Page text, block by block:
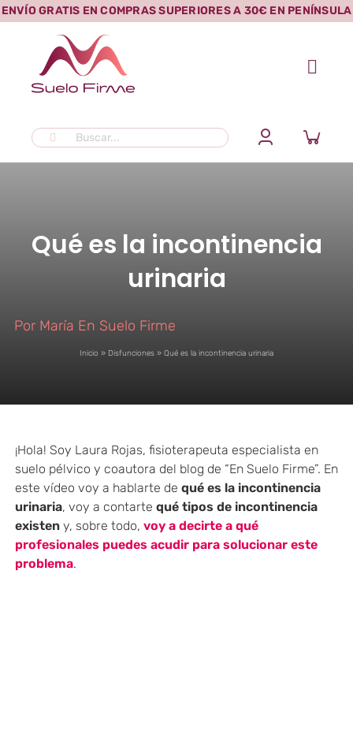
Saltar
al
contenido
ENVÍO GRATIS EN COMPRAS SUPERIORES A 30€ EN PENÍNSULA
Buscar:
Qué es la incontinencia
urinaria
Por María En Suelo Firme
Inicio » Disfunciones » Qué es la incontinencia urinaria
¡Hola! Soy Laura Rojas, fisioterapeuta especialista en
suelo pélvico y coautora del blog de “En Suelo Firme”. En
este vídeo voy a hablarte de qué es la incontinencia
urinaria, voy a contarte qué tipos de incontinencia
existeny, sobre todo, voy a decirte a qué
profesionales puedes acudir para solucionar este
problema.